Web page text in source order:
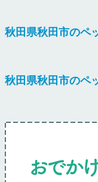
秋田県秋田市のペ
秋田県秋田市のペ